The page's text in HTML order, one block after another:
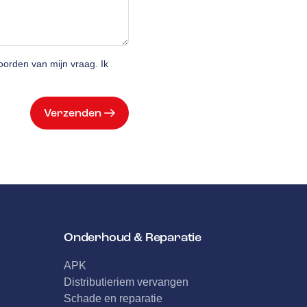
van mijn vraag. Ik
Verzenden
Onderhoud & Reparatie
APK
Distributieriem vervangen
Schade en reparatie